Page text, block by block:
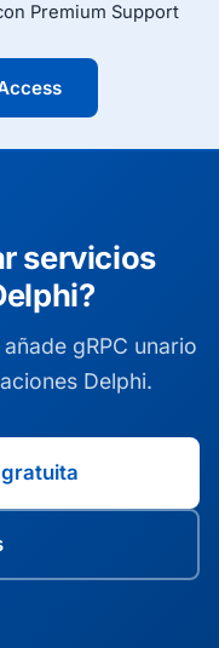
Premium Support
servicios
gRPC unario
Delphi.